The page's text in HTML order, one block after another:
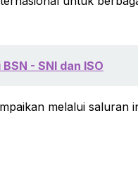
- SNI dan ISO
melalui saluran